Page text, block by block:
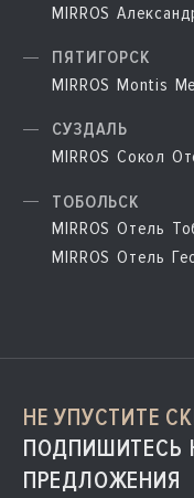
НЕ УПУСТИТЕ
ПОДПИШИТЕСЬ
ПРЕДЛОЖЕНИЯ
MIRROS
ПЯТИГОРСК
MIRROS Montis
СУЗДАЛЬ
MIRROS Сокол
ТОБОЛЬСК
MIRROS Отель
MIRROS Отель